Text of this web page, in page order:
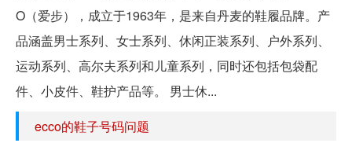
O（爱步），成立于1963年，是来自丹麦的鞋履品牌。产
品涵盖男士系列、女士系列、休闲正装系列、户外系列、
运动系列、高尔夫系列和儿童系列，同时还包括包袋配
件、小皮件、鞋护产品等。 男士休...
ecco的鞋子号码问题